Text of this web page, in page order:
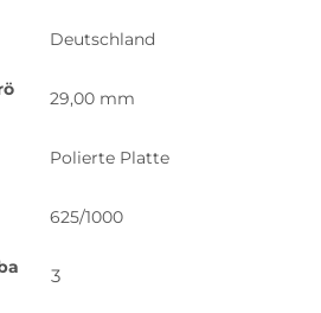
Deutschland
29,00 mm
Polierte Platte
625/1000
3